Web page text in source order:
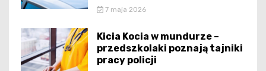
7 maja 2026
Kicia Kocia w mundurze –
przedszkolaki poznają tajniki
pracy policji